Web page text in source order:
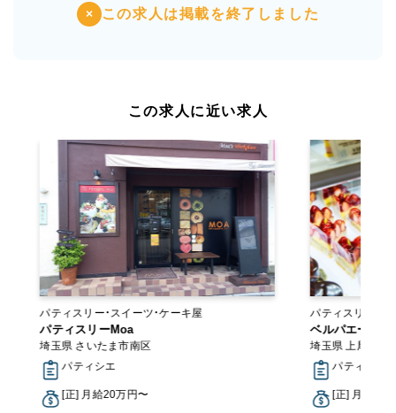
× この求人は掲載を終了しました
この求人に近い求人
パティスリー・スイーツ・ケーキ屋
パティスリーMoa
埼玉県 さいたま市南区
パティシエ
[正] 月給20万円〜
パティスリー・スイーツ
トラン
ベルパエーゼ
埼玉県 上尾市
パティシエ
[正] 月給26